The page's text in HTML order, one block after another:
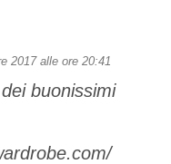
2017 alle ore 20:41
buonissimi